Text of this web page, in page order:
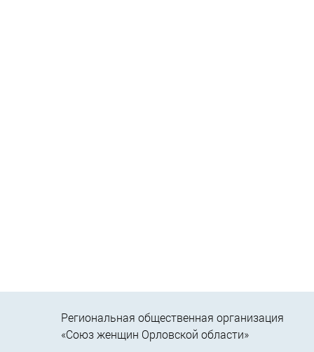
Региональная общественная организация
«Союз женщин Орловской области»